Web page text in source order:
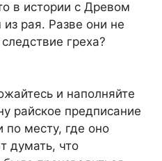
в истории с Древом
рая. Разве они не
греха?
и наполняйте
райское предписание
месту, где оно
думать, что